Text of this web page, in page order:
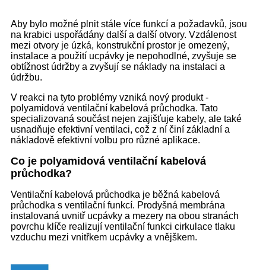
Aby bylo možné plnit stále více funkcí a požadavků, jsou
na krabici uspořádány další a další otvory. Vzdálenost
mezi otvory je úzká, konstrukční prostor je omezený,
instalace a použití ucpávky je nepohodlné, zvyšuje se
obtížnost údržby a zvyšují se náklady na instalaci a
údržbu.
V reakci na tyto problémy vzniká nový produkt -
polyamidová ventilační kabelová průchodka. Tato
specializovaná součást nejen zajišťuje kabely, ale také
usnadňuje efektivní ventilaci, což z ní činí základní a
nákladově efektivní volbu pro různé aplikace.
Co je polyamidová ventilační kabelová
průchodka?
Ventilační kabelová průchodka je běžná kabelová
průchodka s ventilační funkcí. Prodyšná membrána
instalovaná uvnitř ucpávky a mezery na obou stranách
povrchu klíče realizují ventilační funkci cirkulace tlaku
vzduchu mezi vnitřkem ucpávky a vnějškem.